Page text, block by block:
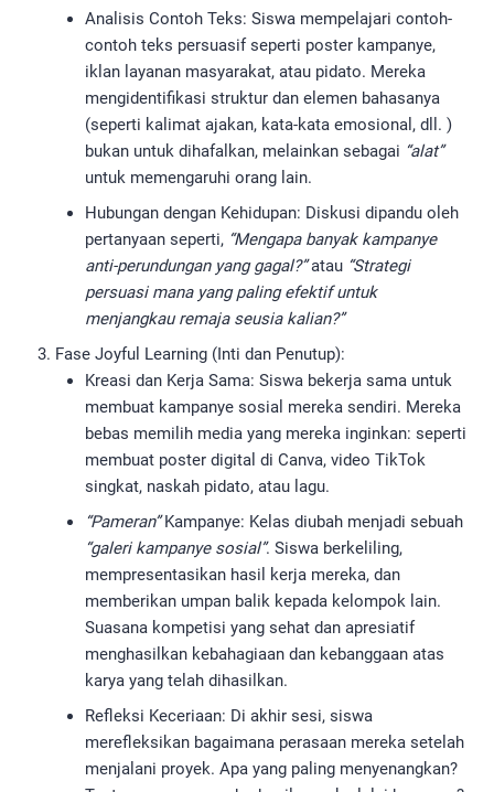
Analisis Contoh Teks: Siswa mempelajari contoh-
contoh teks persuasif seperti poster kampanye,
iklan layanan masyarakat, atau pidato. Mereka
mengidentifikasi struktur dan elemen bahasanya
(seperti kalimat ajakan, kata-kata emosional, dll. )
bukan untuk dihafalkan, melainkan sebagai “alat”
untuk memengaruhi orang lain.
Hubungan dengan Kehidupan: Diskusi dipandu oleh
pertanyaan seperti, “Mengapa banyak kampanye
anti-perundungan yang gagal?”atau “Strategi
persuasi mana yang paling efektif untuk
menjangkau remaja seusia kalian?”
Fase Joyful Learning (Inti dan Penutup):
Kreasi dan Kerja Sama: Siswa bekerja sama untuk
membuat kampanye sosial mereka sendiri. Mereka
bebas memilih media yang mereka inginkan: seperti
membuat poster digital di Canva, video TikTok
singkat, naskah pidato, atau lagu.
“Pameran”Kampanye: Kelas diubah menjadi sebuah
“galeri kampanye sosial”. Siswa berkeliling,
mempresentasikan hasil kerja mereka, dan
memberikan umpan balik kepada kelompok lain.
Suasana kompetisi yang sehat dan apresiatif
menghasilkan kebahagiaan dan kebanggaan atas
karya yang telah dihasilkan.
Refleksi Keceriaan: Di akhir sesi, siswa
merefleksikan bagaimana perasaan mereka setelah
menjalani proyek. Apa yang paling menyenangkan?